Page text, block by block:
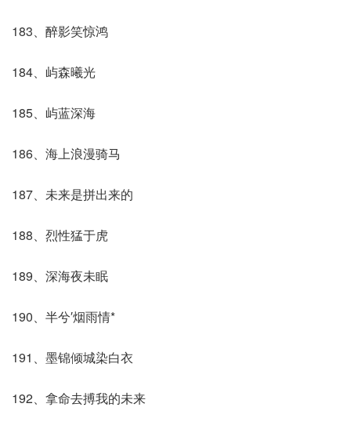
183、醉影笑惊鸿
184、屿森曦光
185、屿蓝深海
186、海上浪漫骑马
187、未来是拼出来的
188、烈性猛于虎
189、深海夜未眠
190、半兮′烟雨情*
191、墨锦倾城染白衣
192、拿命去搏我的未来